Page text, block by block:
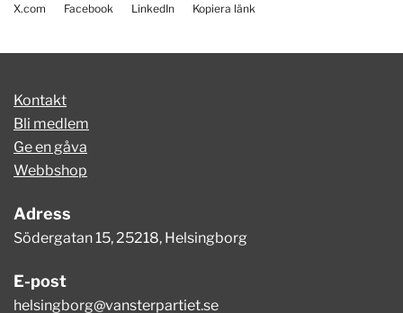
X.com Facebook LinkedIn Kopiera länk
Kontakt
Bli medlem
Ge en gåva
Webbshop
Adress
Södergatan 15, 25218, Helsingborg
E-post
helsingborg@vansterpartiet.se